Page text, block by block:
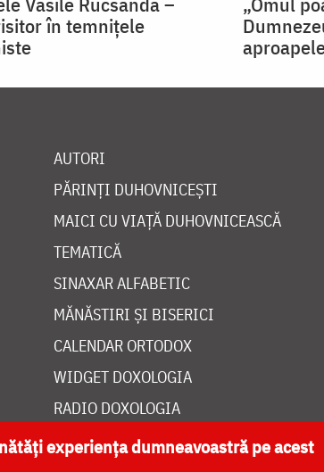
în temnițele
AUTORI
PĂRINȚI DUHOVNICEȘTI
MAICI CU VIAȚĂ DUHOVNICEASCĂ
TEMATICĂ
SINAXAR ALFABETIC
MĂNĂSTIRI ȘI BISERICI
CALENDAR ORTODOX
WIDGET DOXOLOGIA
RADIO DOXOLOGIA
experiența dumneavoastră pe acest